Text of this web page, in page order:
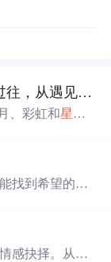
【Python合集】“所有晦暗都留给过往，从遇见你开始，凛冬散尽，星河长明”（附四款源码）
、彩虹和星光
找到希望的故
感抉择。从取